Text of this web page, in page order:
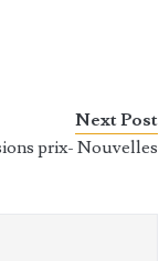
Next Post
prix- Nouvelles